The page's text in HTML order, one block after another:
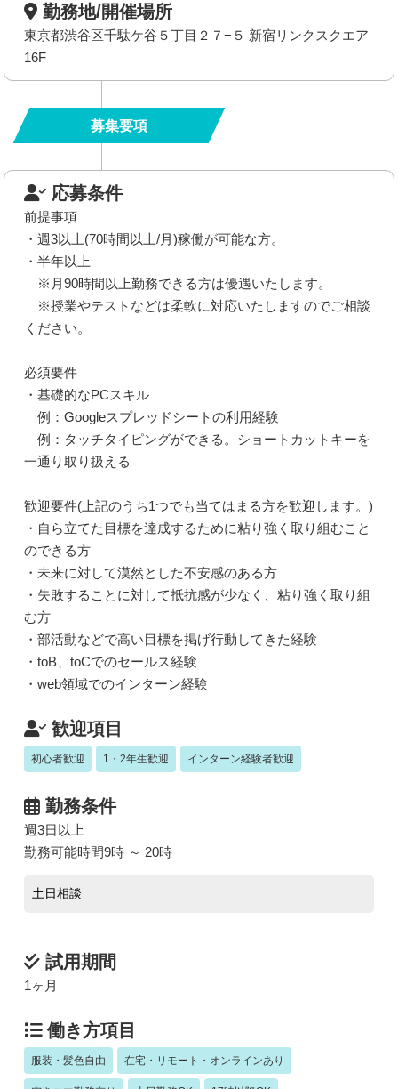
勤務地/開催場所
東京都渋谷区千駄ケ谷５丁目２７−５ 新宿リンクスクエア
16F
募集要項
応募条件
前提事項
・週3以上(70時間以上/月)稼働が可能な方。
・半年以上
※月90時間以上勤務できる方は優遇いたします。
※授業やテストなどは柔軟に対応いたしますのでご相談
ください。
必須要件
・基礎的なPCスキル
例：Googleスプレッドシートの利用経験
例：タッチタイピングができる。ショートカットキーを
一通り取り扱える
歓迎要件(上記のうち1つでも当てはまる方を歓迎します。)
・自ら立てた目標を達成するために粘り強く取り組むこと
のできる方
・未来に対して漠然とした不安感のある方
・失敗することに対して抵抗感が少なく、粘り強く取り組
む方
・部活動などで高い目標を掲げ行動してきた経験
・toB、toCでのセールス経験
・web領域でのインターン経験
歓迎項目
初心者歓迎 1・2年生歓迎 インターン経験者歓迎
勤務条件
週3日以上
勤務可能時間9時 ～ 20時
土日相談
試用期間
1ヶ月
働き方項目
服装・髪色自由 在宅・リモート・オンラインあり